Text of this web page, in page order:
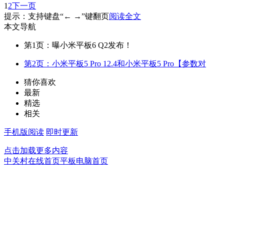
1 2下一页
提示：支持键盘“← →”键翻页阅读全文
本文导航
第1页：曝小米平板6 Q2发布！
第2页：小米平板5 Pro 12.4和小米平板5 Pro【参数对
猜你喜欢
最新
精选
相关
手机版阅读 即时更新
点击加载更多内容
中关村在线首页平板电脑首页